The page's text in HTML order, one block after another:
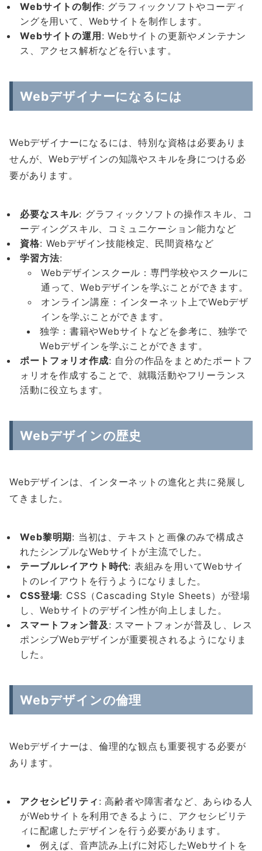
Webサイトの制作: グラフィックソフトやコーディ
ングを用いて、Webサイトを制作します。
Webサイトの運用 : Webサイトの更新やメンテナン
ス、アクセス解析などを行います。
Webデザイナーになるには
Webデザイナーになるには、特別な資格は必要ありま
せんが、Webデザインの知識やスキルを身につける必
要があります。
必要なスキル: グラフィックソフトの操作スキル、コ
ーディングスキル、コミュニケーション能力など
資格: Webデザイン技能検定、民間資格など
学習方法:
Webデザインスクール：専門学校やスクールに
通って、Webデザインを学ぶことができます。
オンライン講座：インターネット上でWebデザ
インを学ぶことができます。
独学：書籍やWebサイトなどを参考に、独学で
Webデザインを学ぶことができます。
ポートフォリオ作成: 自分の作品をまとめたポートフ
ォリオを作成することで、就職活動やフリーランス
活動に役立ちます。
Webデザインの歴史
Webデザインは、インターネットの進化と共に発展し
てきました。
Web黎明期: 当初は、テキストと画像のみで構成さ
れたシンプルなWebサイトが主流でした。
テーブルレイアウト時代: 表組みを用いてWebサイ
トのレイアウトを行うようになりました。
CSS登場: CSS（Cascading Style Sheets）が登場
し、Webサイトのデザイン性が向上しました。
スマートフォン普及: スマートフォンが普及し、レス
ポンシブWebデザインが重要視されるようになりま
した。
Webデザインの倫理
Webデザイナーは、倫理的な観点も重要視する必要が
あります。
アクセシビリティ : 高齢者や障害者など、あらゆる人
がWebサイトを利用できるように、アクセシビリテ
ィに配慮したデザインを行う必要があります。
例えば、音声読み上げに対応したWebサイトを